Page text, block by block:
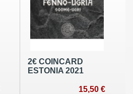
2€ COINCARD
ESTONIA 2021
15,50 €